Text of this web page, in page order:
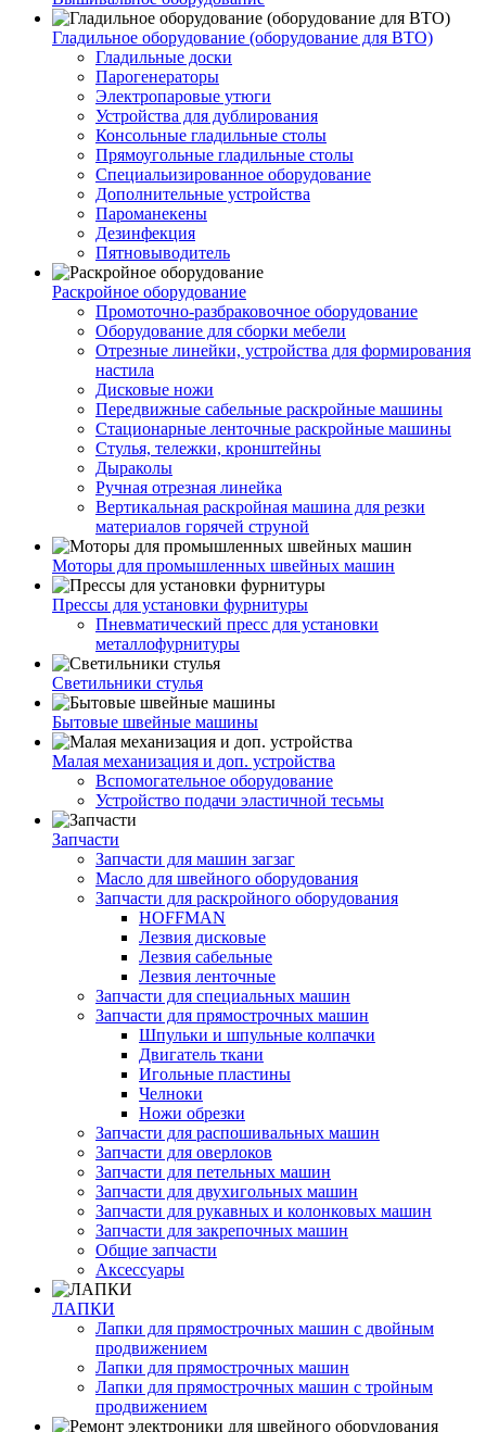
Гладильное оборудование (оборудование для ВТО)
Гладильные доски
Парогенераторы
Электропаровые утюги
Устройства для дублирования
Консольные гладильные столы
Прямоугольные гладильные столы
Специальизированное оборудование
Дополнительные устройства
Пароманекены
Дезинфекция
Пятновыводитель
Раскройное оборудование
Промоточно-разбраковочное оборудование
Оборудование для сборки мебели
Отрезные линейки, устройства для формирования
настила
Дисковые ножи
Передвижные сабельные раскройные машины
Стационарные ленточные раскройные машины
Стулья, тележки, кронштейны
Дыраколы
Ручная отрезная линейка
Вертикальная раскройная машина для резки
материалов горячей струной
Моторы для промышленных швейных машин
Прессы для установки фурнитуры
Пневматический пресс для установки
металлофурнитуры
Светильники стулья
Бытовые швейные машины
Малая механизация и доп. устройства
Вспомогательное оборудование
Устройство подачи эластичной тесьмы
Запчасти
Запчасти для машин загзаг
Масло для швейного оборудования
Запчасти для раскройного оборудования
HOFFMAN
Лезвия дисковые
Лезвия сабельные
Лезвия ленточные
Запчасти для специальных машин
Запчасти для прямострочных машин
Шпульки и шпульные колпачки
Двигатель ткани
Игольные пластины
Челноки
Ножи обрезки
Запчасти для распошивальных машин
Запчасти для оверлоков
Запчасти для петельных машин
Запчасти для двухигольных машин
Запчасти для рукавных и колонковых машин
Запчасти для закрепочных машин
Общие запчасти
Аксессуары
ЛАПКИ
Лапки для прямострочных машин с двойным
продвижением
Лапки для прямострочных машин
Лапки для прямострочных машин с тройным
продвижением